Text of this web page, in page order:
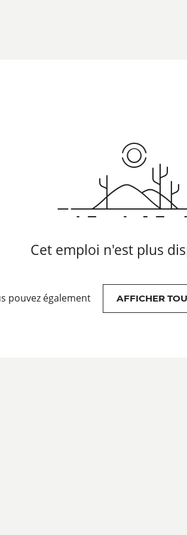
Cet emploi n'est plus
pouvez également AFFICHER